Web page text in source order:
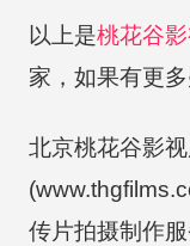
以上是桃花谷
家，如果有更
北京桃花谷影
传片拍摄制作